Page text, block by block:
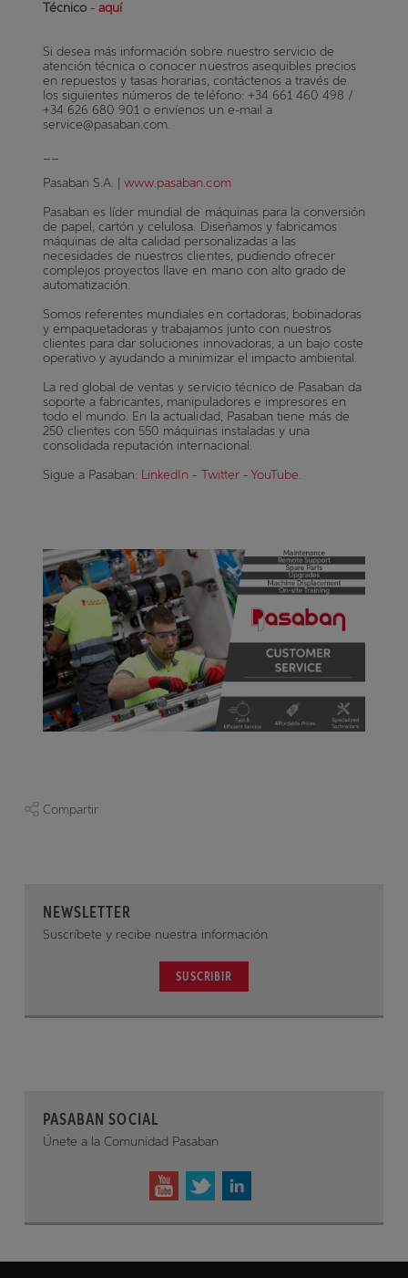
Técnico-aquí
Si desea más información sobre nuestro servicio de
atención técnica o conocer nuestros asequibles precios
en repuestos y tasas horarias, contáctenos a través de
los siguientes números de teléfono: +34 661 460 498 /
+34 626 680 901 o envíenos un e-mail a
service@pasaban.com.
Pasaban S.A. |www.pasaban.com
Pasaban es líder mundial de máquinas para la conversión
de papel, cartón y celulosa. Diseñamos y fabricamos
máquinas de alta calidad personalizadas a las
necesidades de nuestros clientes, pudiendo ofrecer
complejos proyectos llave en mano con alto grado de
automatización.
Somos referentes mundiales en cortadoras, bobinadoras
y empaquetadoras y trabajamos junto con nuestros
clientes para dar soluciones innovadoras, a un bajo coste
operativo y ayudando a minimizar el impacto ambiental.
La red global de ventas y servicio técnico de Pasaban da
soporte a fabricantes, manipuladores e impresores en
todo el mundo. En la actualidad, Pasaban tiene más de
250 clientes con 550 máquinas instaladas y una
consolidada reputación internacional.
Sigue a Pasaban: LinkedIn - Twitter-YouTube.
Compartir
NEWSLETTER
Suscríbete y recibe nuestra información
SUSCRIBIR
PASABAN SOCIAL
Únete a la Comunidad Pasaban